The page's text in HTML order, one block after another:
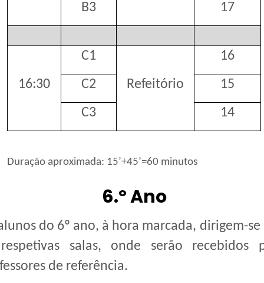
B3
17
16:30
C1
Refeitório
16
C2
15
C3
14
Duração aproximada: 15’+45’=60 minutos
6.º Ano
do 6º ano, à hora marcada, dirigem-se
salas, onde serão recebidos
de referência.